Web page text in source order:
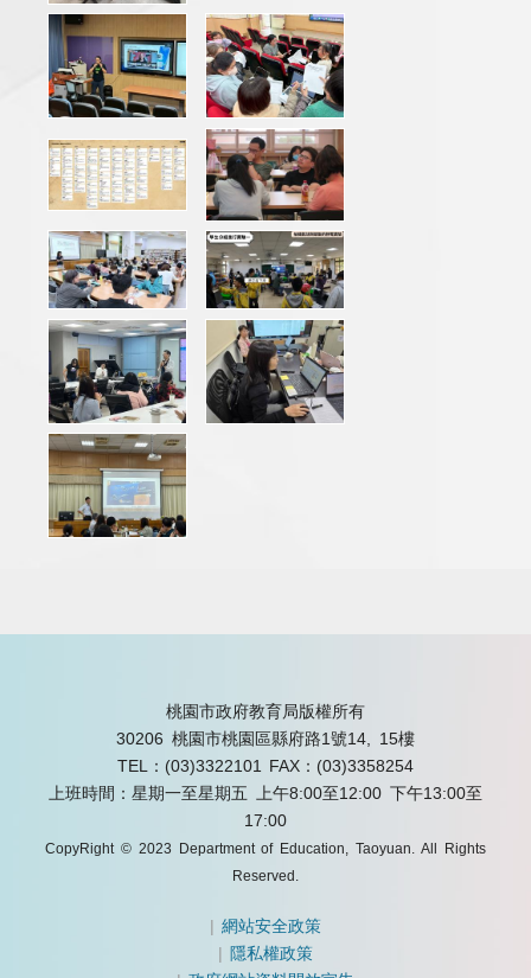
桃園市政府教育局版權所有
30206 桃園市桃園區縣府路1號14, 15樓
TEL：(03)3322101
FAX：(03)3358254
上班時間：星期一至星期五 上午8:00至12:00 下午13:00至
17:00
CopyRight © 2023 Department of Education, Taoyuan. All Rights
Reserved.
|網站安全政策
| 隱私權政策